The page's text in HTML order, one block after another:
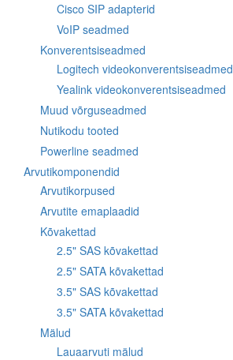
Cisco SIP adapterid
VoIP seadmed
Konverentsiseadmed
Logitech videokonverentsiseadmed
Yealink videokonverentsiseadmed
Muud võrguseadmed
Nutikodu tooted
Powerline seadmed
Arvutikomponendid
Arvutikorpused
Arvutite emaplaadid
Kõvakettad
2.5" SAS kõvakettad
2.5" SATA kõvakettad
3.5" SAS kõvakettad
3.5" SATA kõvakettad
Mälud
Lauaarvuti mälud